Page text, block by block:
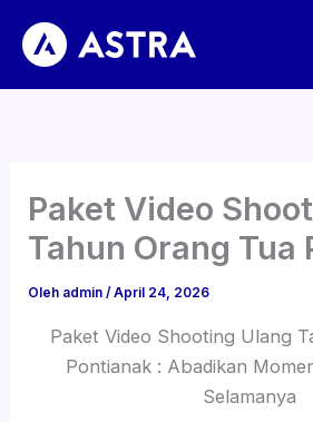
konten
Paket Video
Tahun Orang Tua
Oleh admin/April 24, 2026
Paket Video Shooting Ulang
Pontianak : Abadikan
Selamanya